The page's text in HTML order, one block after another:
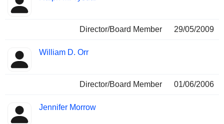
Director/Board Member 29/05/2009
William D. Orr
Director/Board Member 01/06/2006
Jennifer Morrow